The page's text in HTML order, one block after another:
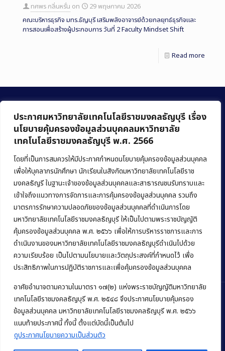
ประกาศมหาวิทยาลัยเทคโนโลยีราชมงคลธัญบุรี เรื่อง
นโยบายคุ้มครองข้อมูลส่วนบุคคลมหาวิทยาลัย
เทคโนโลยีราชมงคลธัญบุรี พ.ศ. 2566
โดยที่เป็นการสมควรให้มีประกาศกำหนดนโยบายคุ้มครองข้อมูลส่วนบุคคล
เพื่อให้บุคลากรนักศึกษา นักเรียนในสังกัดมหาวิทยาลัยเทคโนโลยีราช
มงคลธัญรี ในฐานะเจ้าของข้อมูลส่วนบุคคลและสาธารณชนรับทราบและ
เข้าใจถึงแนวทางการจัดการและการคุ้มครองข้อมูลส่วนบุคคล รวมถึง
มาตรการรักษาความปลอดภัยของข้อมูลส่วนบุคคลที่ดำเนินการโดย
มหาวิทยาลัยเทคโนโลยีราชมงคลธัญบุรี ให้เป็นไปตามพระราชบัญญัติ
คุ้มครองข้อมูลส่วนบุคคล พ.ศ. ๒๕๖๖ เพื่อให้การบริหารราชการและการ
ดำเนินงานของมหาวิทยาลัยเทคโนโลยีราชมงคลธัญบุรีดำเนินไปด้วย
ความเรียบร้อย เป็นไปตามนโยบายและวัตถุประสงค์ที่กำหนดไว้ เพื่อ
ประสิทธิภาพในการปฏิบัติราชการและเพื่อคุ้มครองข้อมูลส่วนบุคคล
อาศัยอำนาจตามความในมาตรา ๑๗(๒) แห่งพระราชบัญญัติมหาวิทยาลัย
เทคโนโลยีราชมงคลธัญบุรี พ.ศ. ๒๕๔๘ จึงประกาศนโยบายคุ้มครอง
ข้อมูลส่วนบุคคล มหาวิทยาลัยเทคโนโลยีราชมงคลธัญบุรี พ.ศ. ๒๕๖๖
แนบท้ายประกาศนี้ ทั้งนี้ ตั้งแต่บัดนี้เป็นต้นไป
ดูประกาศนโยบายความเป็นส่วนตัว
ทศพร กลิ่นหรั่น on
29 พฤษภาคม 2026
คณะบริหารธุรกิจ มทร.ธัญบุรี เสริมพลังอาจารย์ด้วยกลยุทธ์ธุรกิจและ
การสอนเพื่อสร้างผู้ประกอบการ วันที่ 2 Faculty Mindset Shift
Read more
คณะบริหารธุรกิจ
มหาวิทยาลัยเทคโนโลยีราชมงคลธัญบุรี
39 หมู่ 1 ถนนรังสิต-นครนายก ตำบลคลองหก
อำเภอคลองหลวง จังหวัดปทุมธานี 12120
Phone:+66 (0) 2549 3243,+66 (0) 2549 3241
E-mail:bus@rmutt.ac.th
Copyright © 2022 คณะบริหารธุรกิจ มหาวิทยาลัยเทคโนโลยีราชมงคล
ธัญบุรี